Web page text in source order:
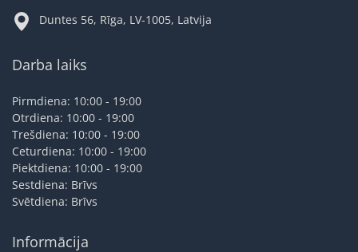
Duntes 56, Rīga, LV-1005, Latvija
Darba laiks
Pirmdiena: 10:00 - 19:00
Otrdiena: 10:00 - 19:00
Trešdiena: 10:00 - 19:00
Ceturdiena: 10:00 - 19:00
Piektdiena: 10:00 - 19:00
Sestdiena: Brīvs
Svētdiena: Brīvs
Informācija